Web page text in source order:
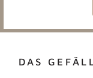
DAS